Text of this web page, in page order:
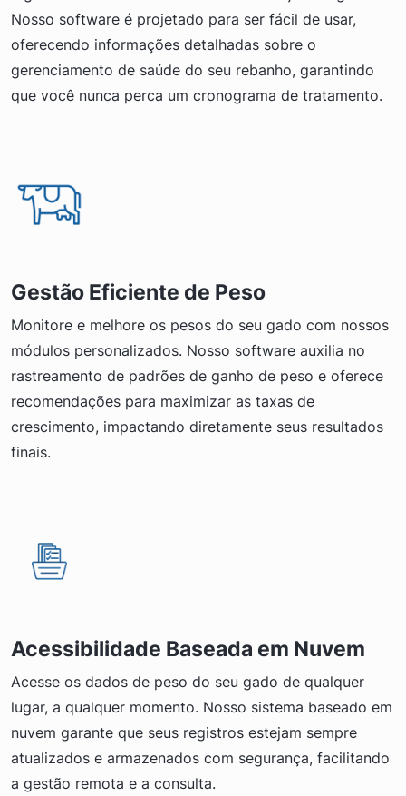
Nosso software é projetado para ser fácil de usar,
oferecendo informações detalhadas sobre o
gerenciamento de saúde do seu rebanho, garantindo
que você nunca perca um cronograma de tratamento.
Gestão Eficiente de Peso
Monitore e melhore os pesos do seu gado com nossos
módulos personalizados. Nosso software auxilia no
rastreamento de padrões de ganho de peso e oferece
recomendações para maximizar as taxas de
crescimento, impactando diretamente seus resultados
finais.
Acessibilidade Baseada em Nuvem
Acesse os dados de peso do seu gado de qualquer
lugar, a qualquer momento. Nosso sistema baseado em
nuvem garante que seus registros estejam sempre
atualizados e armazenados com segurança, facilitando
a gestão remota e a consulta.